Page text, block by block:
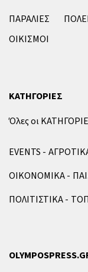
ΠΑΡΑΛΙΕΣ
ΟΙΚΙΣΜΟΙ
ΚΑΤΗΓΟΡΙΕΣ
Όλες οι
EVENTS
ΟΙΚΟΝΟΜΙΚΑ
ΠΟΛΙΤΙΣΤΙΚΑ